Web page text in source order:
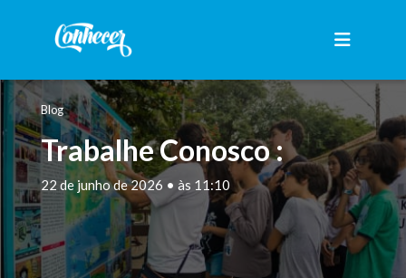
Blog
Trabalhe Conosco :
22 de junho de 2026 • às 11:10